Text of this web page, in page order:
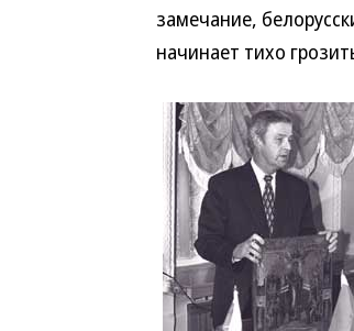
замечание,
начинает тихо